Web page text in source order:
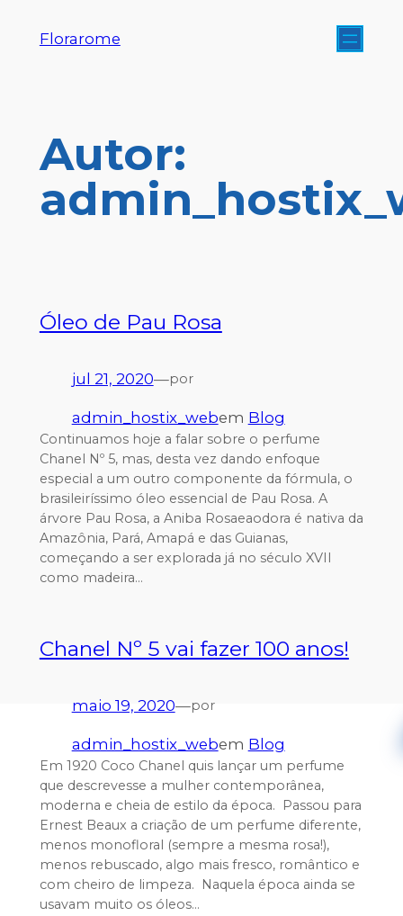
Florarome
Autor:
Óleo de Pau Rosa
jul 21, 2020—por
admin_hostix_webem Blog
Continuamos hoje a falar sobre o perfume
Chanel Nº 5, mas, desta vez dando enfoque
especial a um outro componente da fórmula, o
brasileiríssimo óleo essencial de Pau Rosa. A
árvore Pau Rosa, a Aniba Rosaeaodora é nativa da
Amazônia, Pará, Amapá e das Guianas,
começando a ser explorada já no século XVII
como madeira…
Chanel Nº 5 vai fazer 100 anos!
maio 19, 2020—por
admin_hostix_webem Blog
Em 1920 Coco Chanel quis lançar um perfume
que descrevesse a mulher contemporânea,
moderna e cheia de estilo da época. Passou para
Ernest Beaux a criação de um perfume diferente,
menos monofloral (sempre a mesma rosa!),
menos rebuscado, algo mais fresco, romântico e
com cheiro de limpeza. Naquela época ainda se
usavam muito os óleos…